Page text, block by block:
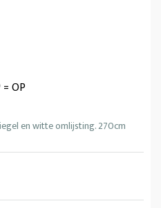
OP
en witte omlijsting. 270cm